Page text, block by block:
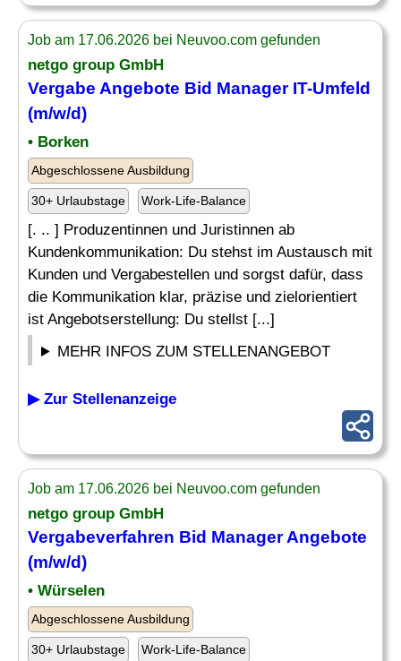
Job am 17.06.2026 bei Neuvoo.com gefunden
netgo group GmbH
Vergabe Angebote Bid Manager IT-Umfeld
(m/w/d)
• Borken
Abgeschlossene Ausbildung
30+ Urlaubstage Work-Life-Balance
[. .. ] Produzentinnen und Juristinnen ab
Kundenkommunikation: Du stehst im Austausch mit
Kunden und Vergabestellen und sorgst dafür, dass
die Kommunikation klar, präzise und zielorientiert
ist Angebotserstellung: Du stellst [...]
MEHR INFOS ZUM STELLENANGEBOT
▶ Zur Stellenanzeige
Job am 17.06.2026 bei Neuvoo.com gefunden
netgo group GmbH
Vergabeverfahren Bid ManagerAngebote
(m/w/d)
• Würselen
Abgeschlossene Ausbildung
30+ Urlaubstage Work-Life-Balance